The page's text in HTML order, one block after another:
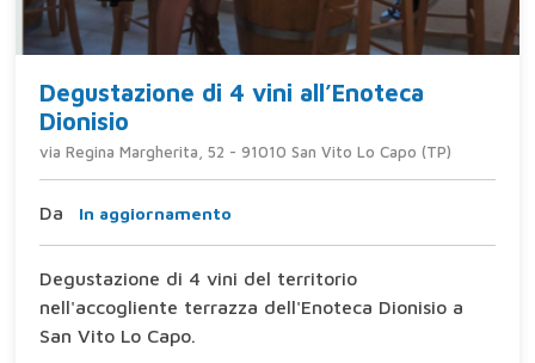
Degustazione di 4 vini all’Enoteca
Dionisio
via Regina Margherita, 52 - 91010 San Vito Lo Capo (TP)
Da In aggiornamento
Degustazione di 4 vini del territorio
nell'accogliente terrazza dell'Enoteca Dionisio a
San Vito Lo Capo.